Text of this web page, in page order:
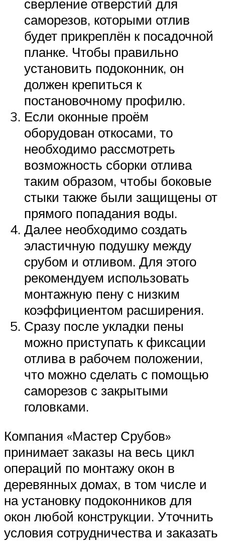
сверление отверстий для
саморезов, которыми отлив
будет прикреплён к посадочной
планке. Чтобы правильно
установить подоконник, он
должен крепиться к
постановочному профилю.
Если оконные проём
оборудован откосами, то
необходимо рассмотреть
возможность сборки отлива
таким образом, чтобы боковые
стыки также были защищены от
прямого попадания воды.
Далее необходимо создать
эластичную подушку между
срубом и отливом. Для этого
рекомендуем использовать
монтажную пену с низким
коэффициентом расширения.
Сразу после укладки пены
можно приступать к фиксации
отлива в рабочем положении,
что можно сделать с помощью
саморезов с закрытыми
головками.
Компания «Мастер Срубов»
принимает заказы на весь цикл
операций по монтажу окон в
деревянных домах, в том числе и
на установку подоконников для
окон любой конструкции. Уточнить
условия сотрудничества и заказать